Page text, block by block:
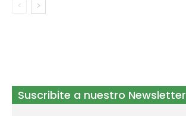
Suscribite a nuestro Newsletter